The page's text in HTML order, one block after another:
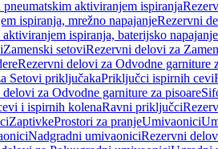
pneumatskim aktiviranjem ispiranja
ispiranja, mrežno napajanjeRezervni
ispiranja, baterijsko napajanje
Zamenski setoviRezervni delovi za
Rezervni delovi za Odvodne garniture
Setovi priključakaPriključci ispirnih cevi
za Odvodne garniture za pisoare
i ispirnih kolenaRavni priključci
ZaptivkeProstori za pranjeUmivaonici
Nadgradni umivaoniciRezervni